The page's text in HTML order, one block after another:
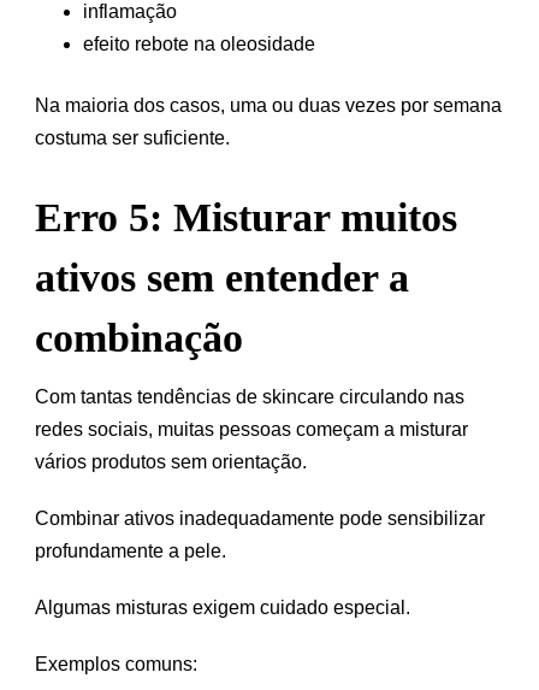
inflamação
efeito rebote na oleosidade
Na maioria dos casos, uma ou duas vezes por semana
costuma ser suficiente.
Erro 5: Misturar muitos
ativos sem entender a
combinação
Com tantas tendências de skincare circulando nas
redes sociais, muitas pessoas começam a misturar
vários produtos sem orientação.
Combinar ativos inadequadamente pode sensibilizar
profundamente a pele.
Algumas misturas exigem cuidado especial.
Exemplos comuns: